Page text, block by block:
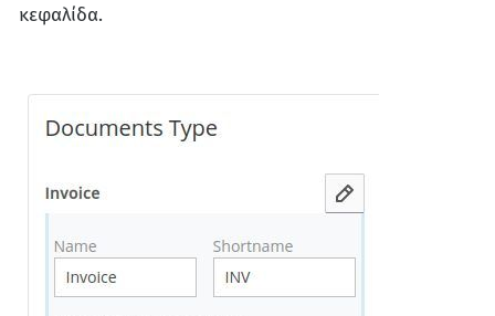
κεφαλίδα.